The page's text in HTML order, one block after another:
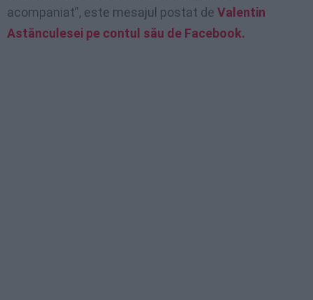
acompaniat”, este mesajul postat de Valentin
Astănculesei pe contul său de Facebook.